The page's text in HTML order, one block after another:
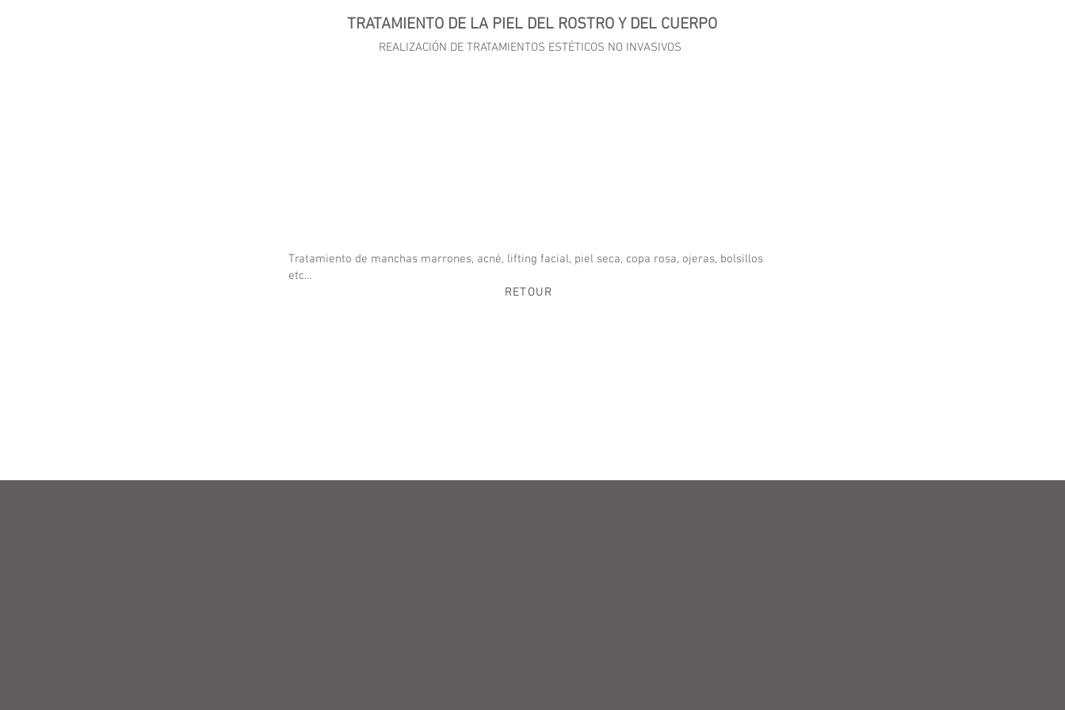
TRATAMIENTO DE LA PIEL DEL ROSTRO Y DEL CUERPO
REALIZACIÓN DE TRATAMIENTOS ESTÉTICOS NO INVASIVOS
Tratamiento de manchas marrones, acné, lifting facial, piel seca, copa rosa, ojeras, bolsillos
etc...
Bons cadeau, amincissement, onglerie, massages,épilations,soins du corps, soins visage,blanchiment des dents,RETOUR